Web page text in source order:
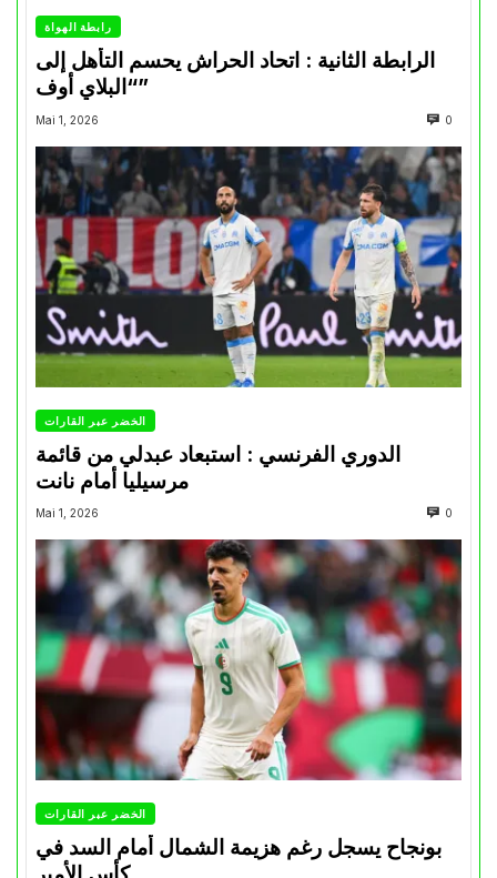
رابطة الهواة
الرابطة الثانية : اتحاد الحراش يحسم التأهل إلى
“البلاي أوف”
Mai 1, 2026 0
الخضر عبر القارات
الدوري الفرنسي : استبعاد عبدلي من قائمة
مرسيليا أمام نانت
Mai 1, 2026 0
الخضر عبر القارات
بونجاح يسجل رغم هزيمة الشمال أمام السد في